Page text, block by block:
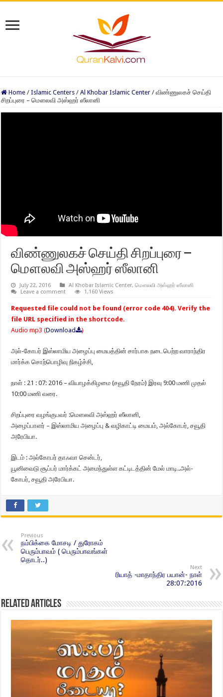
Home / Islamic Centers / Al Khobar Islamic Center / விண்ணுலகச் செய்தி
சிறப்புரை – மௌலவி அஸ்ஹர் ஸீலானி
விண்ணுலகச் செய்தி சிறப்புரை –
மௌலவி அஸ்ஹர் ஸீலானி
July 22, 2016 Al Khobar Islamic Center,மௌலவி அஸ்ஹர் ஸீலானி
Leave a comment
1,160 Views
Requested file could not be found (error code 404). Verify the
file URL specified in the shortcode.
Audio mp3 (Download )
அல்-கோபர் இஸ்லாமிய அழைப்பு மையத்தின் சார்பாக நடைபெற்ற வாராந்திர
மார்க்க சொற்பொழிவு நிகழ்ச்சி,
நாள் : 21 : 07: 2016 – வியாழக்கிழமை (சவூதி நேரம்) இரவு 9:00 மணி முதல்
10:00 மணி வரை.
சிறப்புரை வழங்குபவர் :மௌலவி அஸ்ஹர் ஸீலானி,
அழைப்பாளர் – இஸ்லாமிய அழைப்பு & வழிகாட்டி மையம், அல்கோபர், சவூதி
அரேபியா.
இடம் : அல்கோபர் தாஃவா சென்டர்,
யூனிவைடு சூப்பர் மார்க்கட் அமைந்துள்ள கட்டிடத்தின் மேல் மாடி..அல்-
கோபர், சவூதி அரேபியா.
Previous
நம்பிக்கை மோசடி / துரோகம்
பெரும்பாவம் ( பெரும்பாவங்கள்
தொடர்..)
Next
ரியாத் -மாதாந்திர பயான்- நாள்
28:07:2016
Related Articles